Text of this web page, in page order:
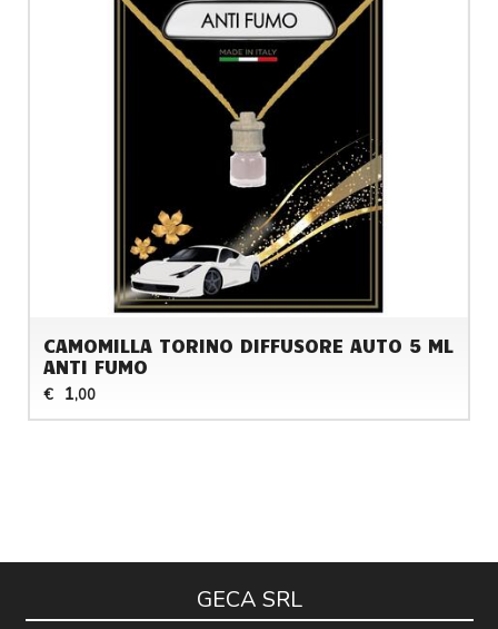
CAMOMILLA TORINO DIFFUSORE AUTO 5 ML
ANTI FUMO
€ 1,00
GECA SRL